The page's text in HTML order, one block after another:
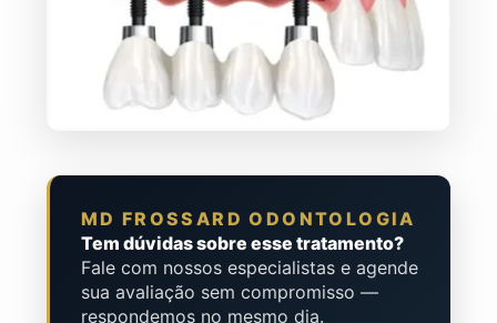
MD FROSSARD ODONTOLOGIA
Tem dúvidas sobre esse tratamento?
Fale com nossos especialistas e agende
sua avaliação sem compromisso —
respondemos no mesmo dia.